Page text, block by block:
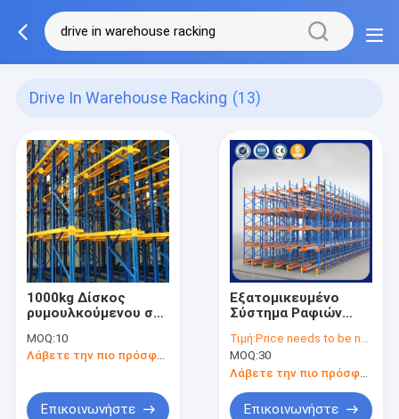
Drive In Warehouse Racking (13)
1000kg Δίσκος
ρυμουλκούμενου σε
αποθήκευσης
Προσαρμοσμένη
μέσω συστήματος
ράφων
MOQ:10
Λάβετε την πιο πρόσφατη τιμή
Επικοινωνήστε
Εξατομικευμένο
Σύστημα Ραφιών
Γαλβανισμένη
Επιφάνεια για
Αποθήκευση σε
Αποθήκη βαρέως
τύπου
Τιμή:Price needs to be negotiated
MOQ:30
Επικοινωνήστε